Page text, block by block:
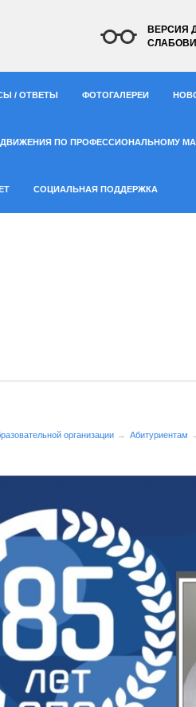
ВЕРСИЯ
/ ОТВЕТЫ ФОТОГАЛЕРЕИ
ПО ПРОФЕССИОНАЛЬНОМУ
СОЦИАЛЬНАЯ ПОДДЕРЖКА
организации Абитуриентам